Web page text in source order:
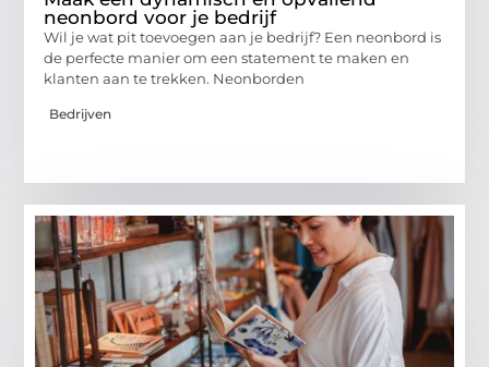
neonbord voor je bedrijf
Wil je wat pit toevoegen aan je bedrijf? Een neonbord is
de perfecte manier om een statement te maken en
klanten aan te trekken. Neonborden
Bedrijven